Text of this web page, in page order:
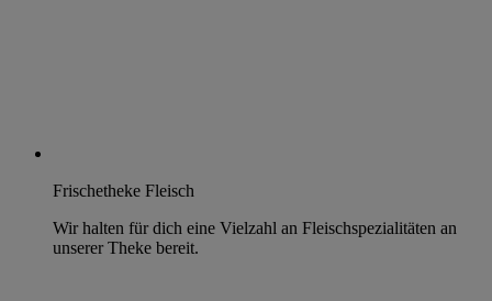
Frischetheke Fleisch
Wir halten für dich eine Vielzahl an Fleischspezialitäten an
unserer Theke bereit.